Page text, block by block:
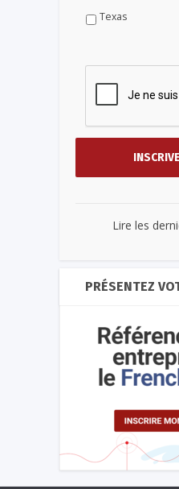
Texas
Lire les
PRÉSENTEZ